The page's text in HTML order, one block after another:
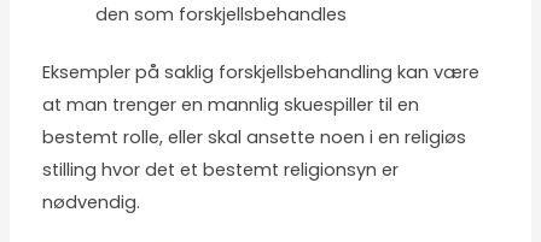
den som forskjellsbehandles
Eksempler på saklig forskjellsbehandling kan være
at man trenger en mannlig skuespiller til en
bestemt rolle, eller skal ansette noen i en religiøs
stilling hvor det et bestemt religionsyn er
nødvendig.